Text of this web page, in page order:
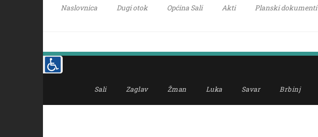
Naslovnica Dugi otok Općina Sali Akti Planski dokumenti
Sali Zaglav Žman Luka Savar Brbinj